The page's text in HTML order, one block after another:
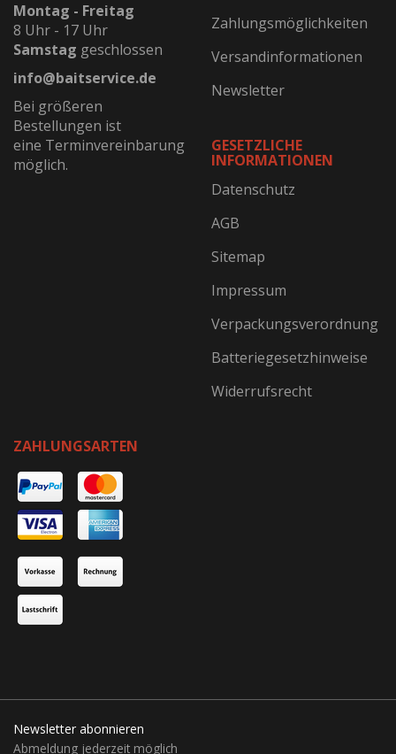
Montag - Freitag
8 Uhr - 17 Uhr
Samstag geschlossen
info@baitservice.de
Bei größeren
Bestellungen ist
eine Terminvereinbarung
möglich.
Zahlungsmöglichkeiten
Versandinformationen
Newsletter
GESETZLICHE
INFORMATIONEN
Datenschutz
AGB
Sitemap
Impressum
Verpackungsverordnung
Batteriegesetzhinweise
Widerrufsrecht
ZAHLUNGSARTEN
Newsletter abonnieren
Abmeldung jederzeit möglich